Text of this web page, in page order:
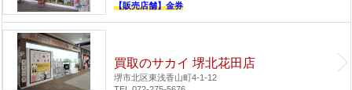
【販売店舗】金券
買取のサカイ 堺北花田店
堺市北区東浅香山町4-1-12